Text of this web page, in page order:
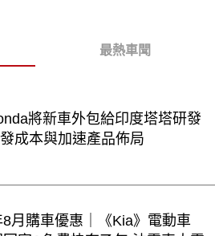
最熱車聞
將新車外包給印度塔塔研發
成本與加速產品佈局
8月購車優惠｜《Kia》電動車